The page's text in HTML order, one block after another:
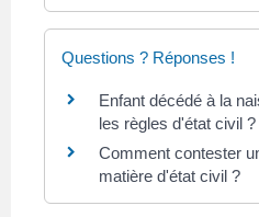
Questions ? Réponses !
Enfant décédé à la
les règles d'état civil ?
Comment contester
matière d'état civil ?